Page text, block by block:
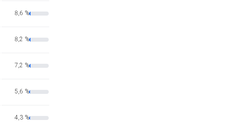
8,6 %
8,2 %
7,2 %
5,6 %
4,3 %